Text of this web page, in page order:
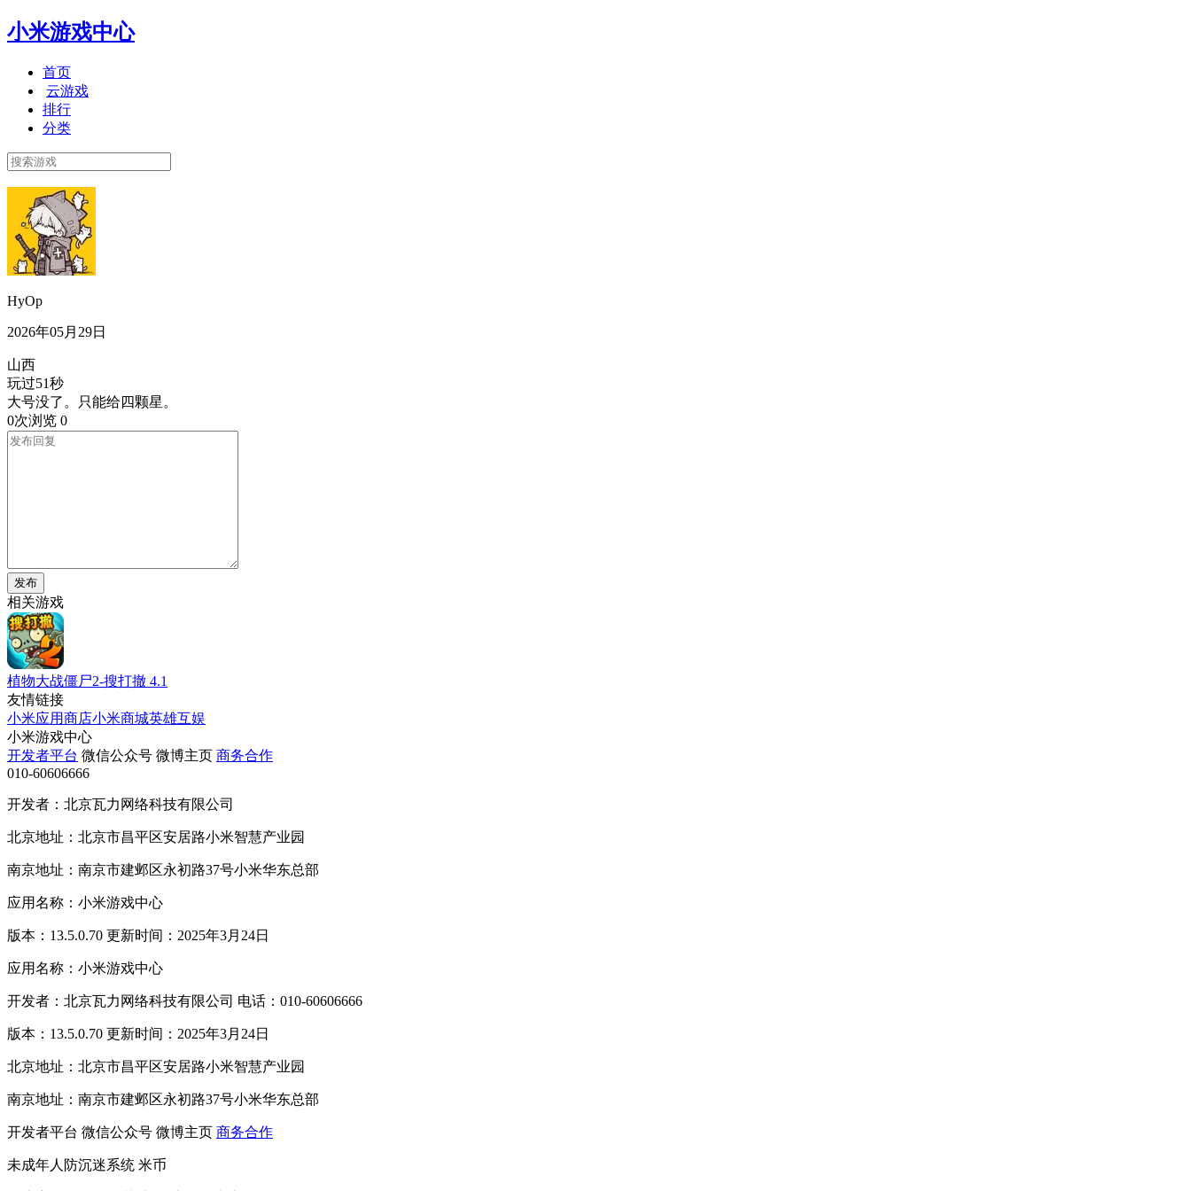
小米游戏中心
首页
云游戏
排行
分类
HyOp
2026年05月29日
山西
玩过51秒
大号没了。只能给四颗星。
0次浏览 0
发布
相关游戏
植物大战僵尸2-搜打撤 4.1
友情链接
小米应用商店小米商城英雄互娱
小米游戏中心
开发者平台 微信公众号 微博主页 商务合作
010-60606666
开发者：北京瓦力网络科技有限公司
北京地址：北京市昌平区安居路小米智慧产业园
南京地址：南京市建邺区永初路37号小米华东总部
应用名称：小米游戏中心
版本：13.5.0.70 更新时间：2025年3月24日
应用名称：小米游戏中心
开发者：北京瓦力网络科技有限公司 电话：010-60606666
版本：13.5.0.70 更新时间：2025年3月24日
北京地址：北京市昌平区安居路小米智慧产业园
南京地址：南京市建邺区永初路37号小米华东总部
开发者平台 微信公众号 微博主页 商务合作
未成年人防沉迷系统 米币